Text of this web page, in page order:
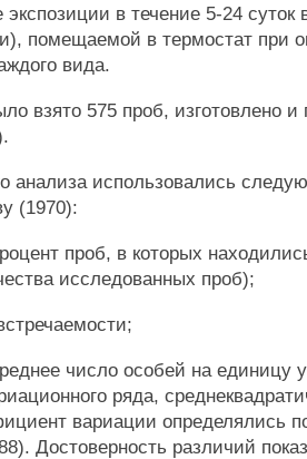
экспозиции в течение 5-24 суток
помещаемой в термостат при
вида.
взято 575 проб, изготовлено и
анализа использовались
(1970):
проб, в которых
исследованных проб);
число особей на единицу
ряда,
вариации определялись
Достоверность различий